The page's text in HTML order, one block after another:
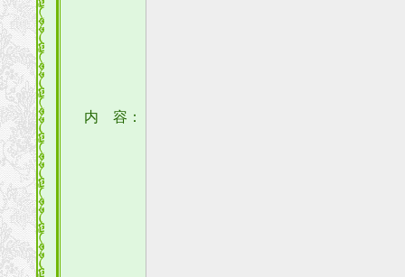
内 容：